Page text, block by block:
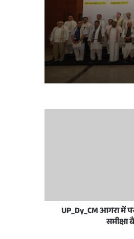
June 11, 2026
May 28, 2026
October 25, 2025
भारत के पीएम
UP_Dy_CM आगरा में